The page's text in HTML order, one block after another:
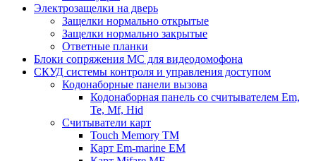
Электрозащелки на дверь
Защелки нормально открытые
Защелки нормально закрытые
Ответные планки
Блоки сопряжения МС для видеодомофона
СКУД системы контроля и управления доступом
Кодонаборные панели вызова
Кодонаборная панель со считывателем Em,
Te, Mf, Hid
Считыватели карт
Touch Memory TM
Карт Em-marine EM